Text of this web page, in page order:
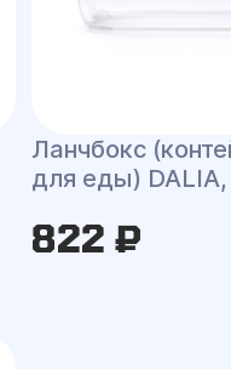
Ланчбокс
для еды)
822 ₽